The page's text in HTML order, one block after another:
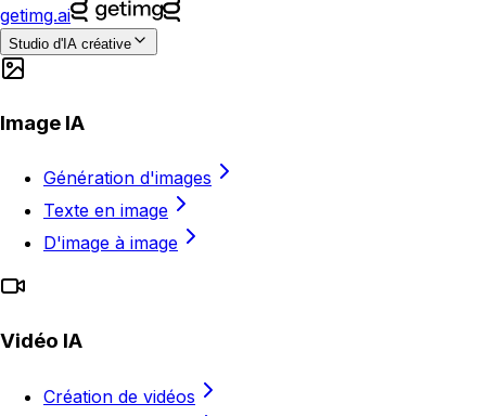
getimg.ai
Studio d'IA créative
Image IA
Génération d'images
Texte en image
D'image à image
Vidéo IA
Création de vidéos